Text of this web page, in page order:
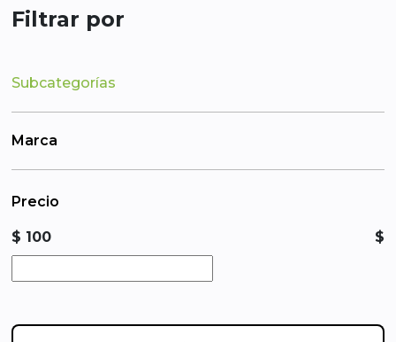
Filtrar por
Subcategorías
Marca
Precio
$ 100 $